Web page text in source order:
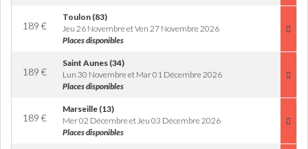
189 €
Toulon (83)
Jeu 26 Novembre et Ven 27 Novembre 2026
Places disponibles
189 €
Saint Aunes (34)
Lun 30 Novembre et Mar 01 Décembre 2026
Places disponibles
189 €
Marseille (13)
Mer 02 Décembre et Jeu 03 Décembre 2026
Places disponibles